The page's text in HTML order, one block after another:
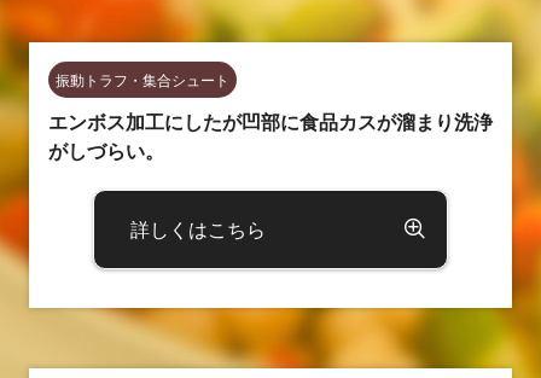
振動トラフ・集合シュート
エンボス加工にしたが凹部に食品カスが溜まり洗浄
がしづらい。
詳しくはこちら